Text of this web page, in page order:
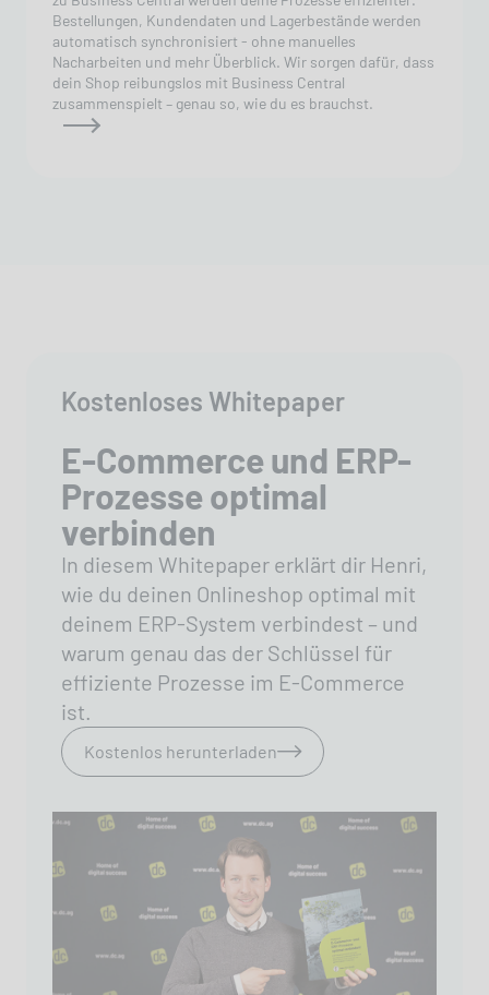
Bestellungen, Kundendaten und Lagerbestände werden
automatisch synchronisiert - ohne manuelles
Nacharbeiten und mehr Überblick. Wir sorgen dafür, dass
dein Shop reibungslos mit Business Central
zusammenspielt – genau so, wie du es brauchst.
Kostenloses Whitepaper
E-Commerce und ERP-
Prozesse optimal
verbinden
In diesem Whitepaper erklärt dir Henri,
wie du deinen Onlineshop optimal mit
deinem ERP-System verbindest – und
warum genau das der Schlüssel für
effiziente Prozesse im E-Commerce
ist.
Kostenlos herunterladen